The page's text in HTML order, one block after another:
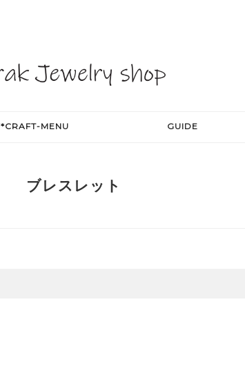
*CRAFT-MENU GUIDE
ブレスレット